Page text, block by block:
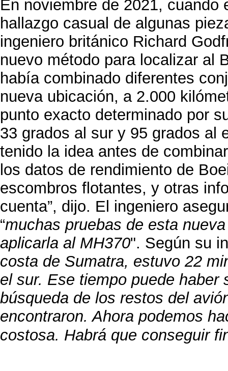
En noviembre de 2021,
hallazgo casual de algunas
ingeniero británico Richard
nuevo método para localizar al
había combinado diferentes
nueva ubicación, a 2.000
punto exacto determinado por
33 grados al sur y 95 grados al
tenido la idea antes de
los datos de rendimiento de
escombros flotantes, y otras
cuenta”, dijo. El ingeniero
“muchas pruebas de esta
aplicarla al MH370". Según su
costa de Sumatra, estuvo 22
el sur. Ese tiempo puede
búsqueda de los restos del
encontraron. Ahora podemos
costosa. Habrá que conseguir